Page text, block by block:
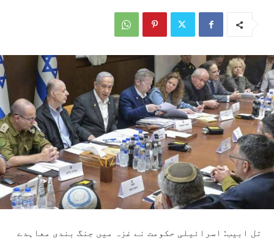
تل ابیب: اسرائیلی حکومت نے غزہ میں جنگ بندی معاہدے